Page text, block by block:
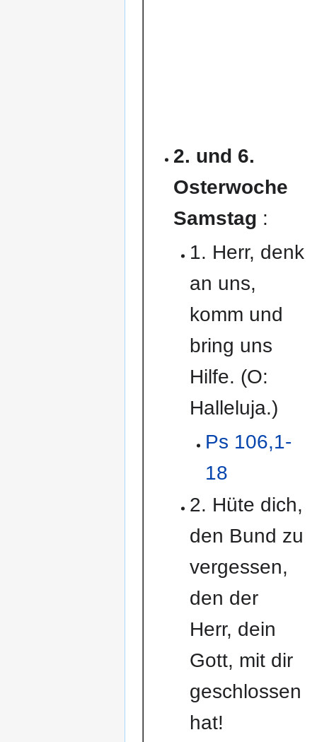
2. und 6.
Osterwoche
Samstag :
1. Herr, denk
an uns,
komm und
bring uns
Hilfe. (O:
Halleluja.)
Ps 106,1-
18
2. Hüte dich,
den Bund zu
vergessen,
den der
Herr, dein
Gott, mit dir
geschlossen
hat!